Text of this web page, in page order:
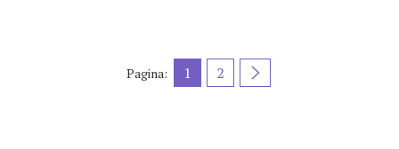
Pagina: 1 2